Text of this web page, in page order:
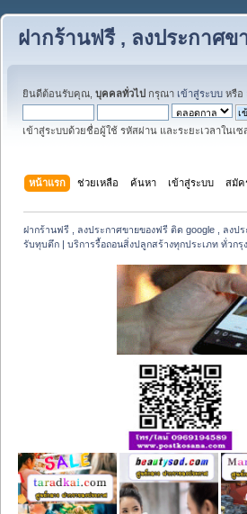
ฝากร้านฟรี , ลงประกาศ
ยินดีต้อนรับคุณ, บุคคลทั่วไป กรุณา เข้าสู่ระบบ หรือ
เข้าสู่ระบบด้วยชื่อผู้ใช้ รหัสผ่าน และระยะเวลาในเ
หน้าแรก ช่วยเหลือ ค้นหา เข้าสู่ระบบ สมัค
ฝากร้านฟรี , ลงประกาศขายของฟรี ติด google , ลงป
รับทุบตึก | บริการรื้อถอนสิ่งปลูกสร้างทุกประเภท ทั่วก